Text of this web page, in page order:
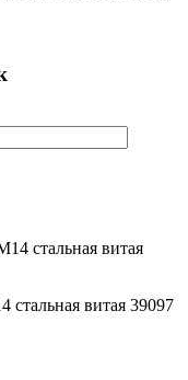
витая 39097